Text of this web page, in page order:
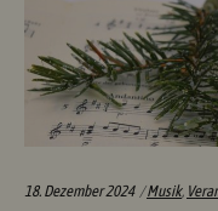
18. Dezember 2024 Categories:
Musik,